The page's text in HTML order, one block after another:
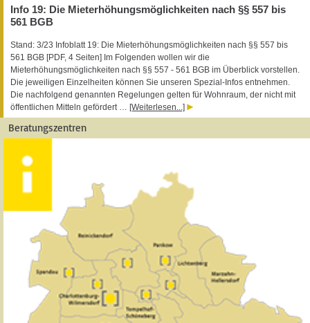
Info 19: Die Mieterhöhungsmöglichkeiten nach §§ 557 bis
561 BGB
Stand: 3/23 Infoblatt 19: Die Mieterhöhungsmöglichkeiten nach §§ 557 bis
561 BGB [PDF, 4 Seiten] Im Folgenden wollen wir die
Mieterhöhungsmöglichkeiten nach §§ 557 - 561 BGB im Überblick vorstellen.
Die jeweiligen Einzelheiten können Sie unseren Spezial-Infos entnehmen.
Die nachfolgend genannten Regelungen gelten für Wohnraum, der nicht mit
öffentlichen Mitteln gefördert … [Weiterlesen...]
Beratungszentren